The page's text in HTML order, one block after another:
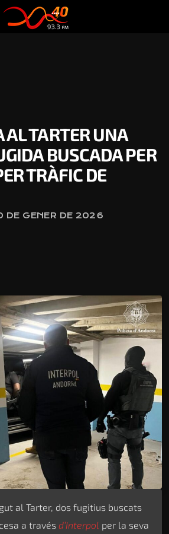
AL TARTER UNA
BUSCADA PER
TRÀFIC DE
DE GENER DE 2026
al Tarter, dos fugitius buscats
a través d’Interpol per la seva